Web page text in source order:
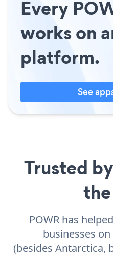
Every
works on
platform.
See
Trusted
POWR has
businesses
(besides Antarctica,